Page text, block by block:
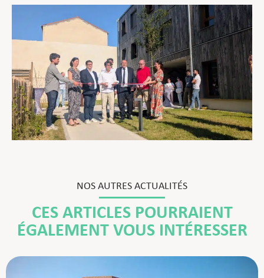
NOS AUTRES ACTUALITÉS
CES ARTICLES POURRAIENT
ÉGALEMENT VOUS INTÉRESSER